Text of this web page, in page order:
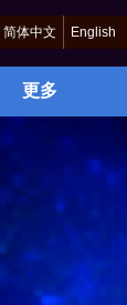
简体中文
English
更多